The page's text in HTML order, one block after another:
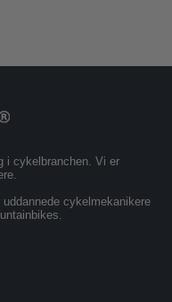
i cykelbranchen. Vi er
cykelmekanikere